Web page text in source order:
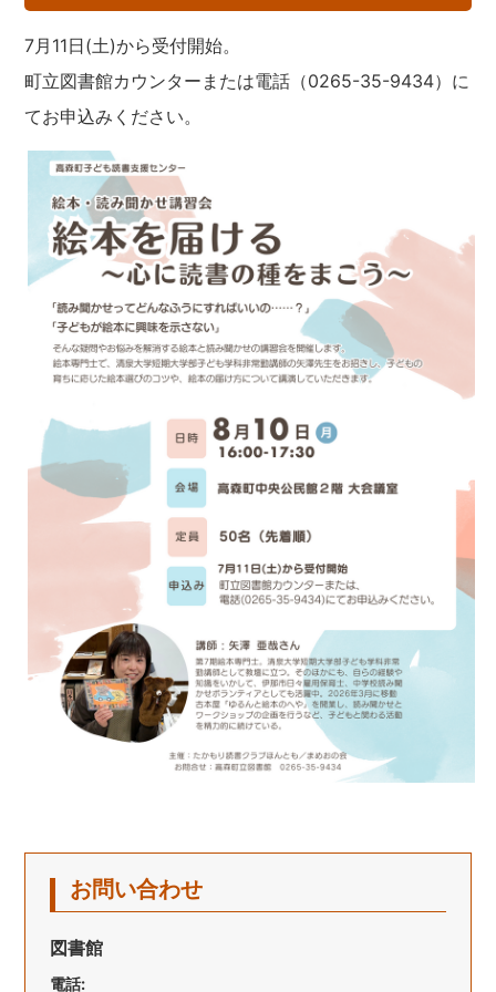
7月11日(土)から受付開始。
町立図書館カウンターまたは電話（0265-35-9434）に
てお申込みください。
お問い合わせ
図書館
電話: